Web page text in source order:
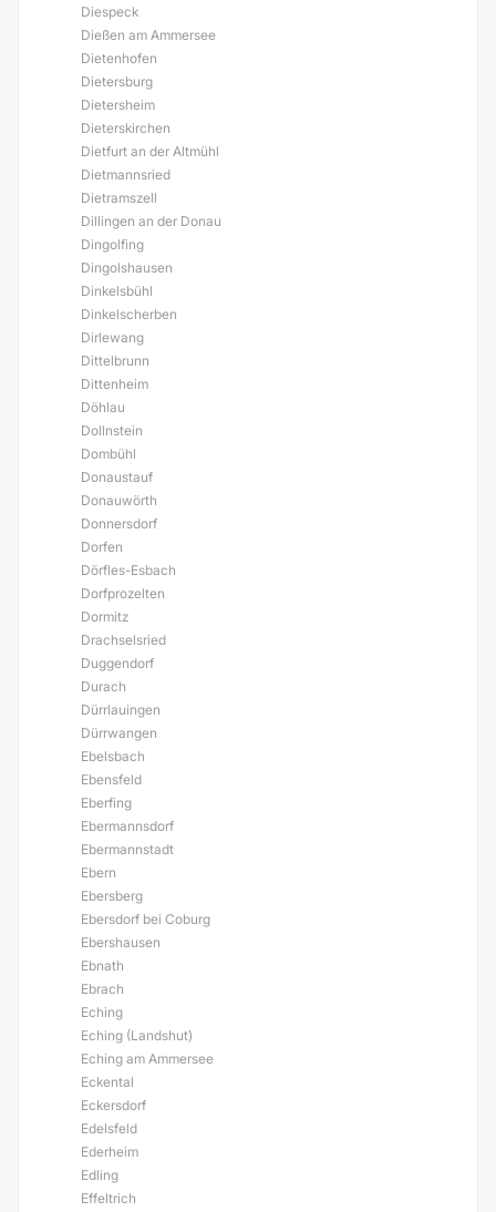
Diespeck
Dießen am Ammersee
Dietenhofen
Dietersburg
Dietersheim
Dieterskirchen
Dietfurt an der Altmühl
Dietmannsried
Dietramszell
Dillingen an der Donau
Dingolfing
Dingolshausen
Dinkelsbühl
Dinkelscherben
Dirlewang
Dittelbrunn
Dittenheim
Döhlau
Dollnstein
Dombühl
Donaustauf
Donauwörth
Donnersdorf
Dorfen
Dörfles-Esbach
Dorfprozelten
Dormitz
Drachselsried
Duggendorf
Durach
Dürrlauingen
Dürrwangen
Ebelsbach
Ebensfeld
Eberfing
Ebermannsdorf
Ebermannstadt
Ebern
Ebersberg
Ebersdorf bei Coburg
Ebershausen
Ebnath
Ebrach
Eching
Eching (Landshut)
Eching am Ammersee
Eckental
Eckersdorf
Edelsfeld
Ederheim
Edling
Effeltrich